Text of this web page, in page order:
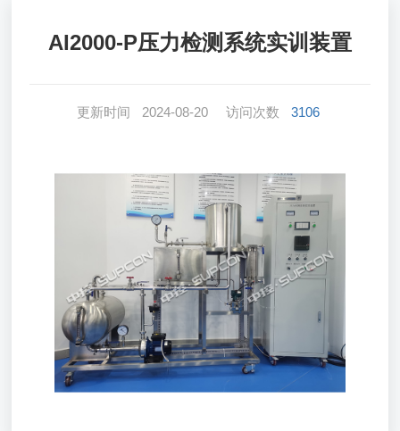
AI2000-P压力检测系统实训装置
更新时间 2024-08-20 访问次数 3106